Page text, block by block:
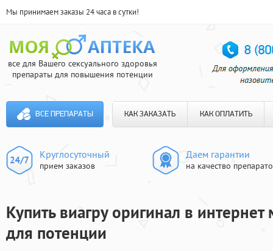
Мы принимаем заказы 24 часа в сутки!
все для Вашего сексуального здоровья
препараты для повышения потенции
ВСЕ ПРЕПАРАТЫ КАК ЗАКАЗАТЬ КАК ОПЛАТИТЬ
Круглосуточный
прием заказов
Даем гарантии
на качество
Купить виагру оригинал в интернет
для потенции